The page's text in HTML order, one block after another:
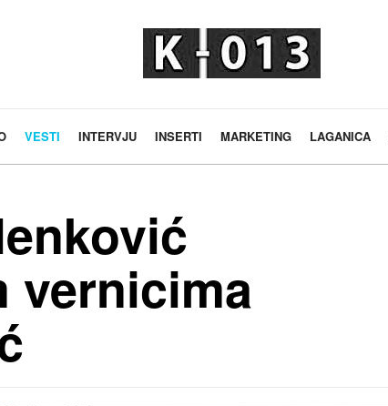
VESTI INTERVJU INSERTI MARKETING LAGANICA
vernicima